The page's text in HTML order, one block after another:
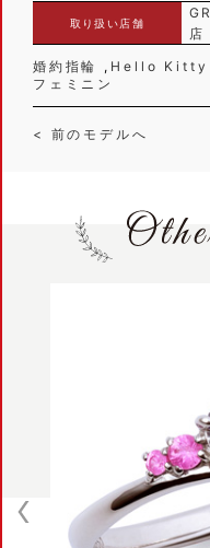
取り扱い店舗
店
婚約指輪
Hello Kitty
フェミニン
< 前のモデルへ